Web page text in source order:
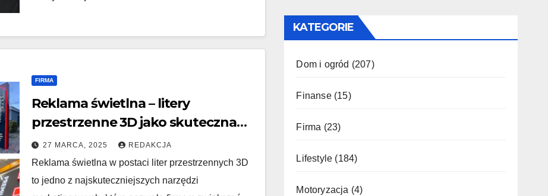
FIRMA
Reklama świetlna – litery
przestrzenne 3D jako skuteczna
forma promocji
27 MARCA, 2025 REDAKCJA
Reklama świetlna w postaci liter przestrzennych 3D
to jedno z najskuteczniejszych narzędzi
KATEGORIE
Dom i ogród (207)
Finanse(15)
Firma (23)
Lifestyle (184)
Motoryzacja (4)